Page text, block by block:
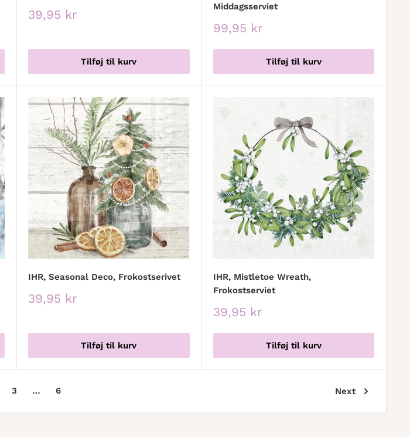
Udsalgspris
39,95 kr
Tilføj til kurv
Middagsserviet
Udsalgspris
99,95 kr
Tilføj til kurv
IHR, Seasonal Deco, Frokostserivet
Udsalgspris
39,95 kr
Tilføj til kurv
IHR, Mistletoe Wreath,
Frokostserviet
Udsalgspris
39,95 kr
Tilføj til kurv
3 … 6 Next